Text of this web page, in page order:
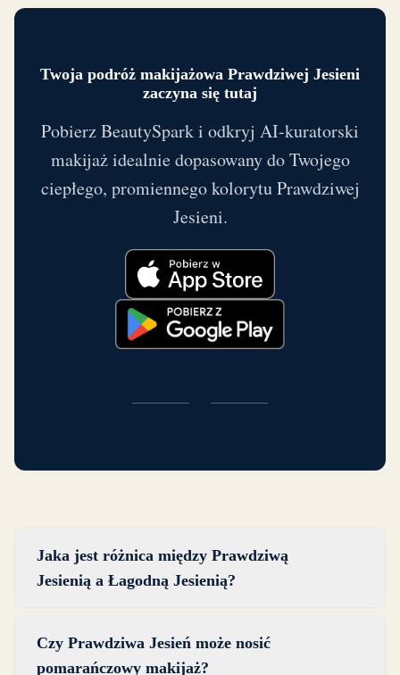
Twoja podróż makijażowa Prawdziwej Jesieni
zaczyna się tutaj
Pobierz BeautySpark i odkryj AI-kuratorski
makijaż idealnie dopasowany do Twojego
ciepłego, promiennego kolorytu Prawdziwej
Jesieni.
Jaka jest różnica między Prawdziwą
Jesienią a Łagodną Jesienią?
ciepłymi sezonami, ale różnią się nasyceniem.
Czy Prawdziwa Jesień może nosić
pomarańczowy makijaż?